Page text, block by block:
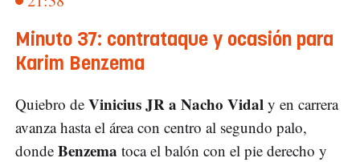
Minuto 37: contrataque y ocasión para
Karim Benzema
Quiebro de Vinicius JR a Nacho Vidal y en carrera
avanza hasta el área con centro al segundo palo,
donde Benzema toca el balón con el pie derecho y